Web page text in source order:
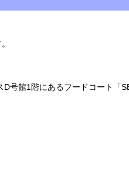
号館1階にあるフードコート「